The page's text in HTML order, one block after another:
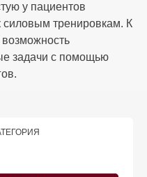
у пациентов
силовым тренировкам. К
возможность
задачи с помощью